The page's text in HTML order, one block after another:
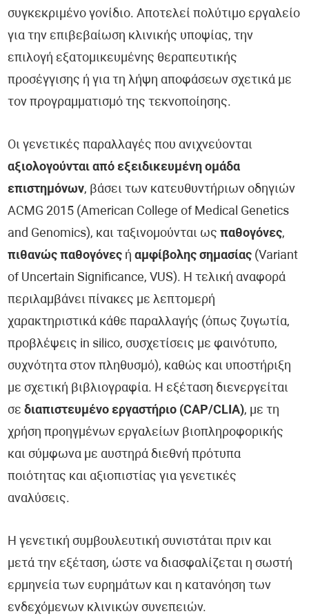
συγκεκριμένο γονίδιο. Αποτελεί πολύτιμο εργαλείο
για την επιβεβαίωση κλινικής υποψίας, την
επιλογή εξατομικευμένης θεραπευτικής
προσέγγισης ή για τη λήψη αποφάσεων σχετικά με
τον προγραμματισμό της τεκνοποίησης.
Οι γενετικές παραλλαγές που ανιχνεύονται
αξιολογούνται από εξειδικευμένη ομάδα
επιστημόνων, βάσει των κατευθυντήριων οδηγιών
ACMG 2015 (American College of Medical Genetics
and Genomics), και ταξινομούνται ωςπαθογόνες,
πιθανώς παθογόνες ήαμφίβολης σημασίας (Variant
of Uncertain Significance, VUS). Η τελική αναφορά
περιλαμβάνει πίνακες με λεπτομερή
χαρακτηριστικά κάθε παραλλαγής (όπως ζυγωτία,
προβλέψεις in silico, συσχετίσεις με φαινότυπο,
συχνότητα στον πληθυσμό), καθώς και υποστήριξη
με σχετική βιβλιογραφία. Η εξέταση διενεργείται
σεδιαπιστευμένο εργαστήριο (CAP/CLIA), με τη
χρήση προηγμένων εργαλείων βιοπληροφορικής
και σύμφωνα με αυστηρά διεθνή πρότυπα
ποιότητας και αξιοπιστίας για γενετικές
αναλύσεις.
Η γενετική συμβουλευτική συνιστάται πριν και
μετά την εξέταση, ώστε να διασφαλίζεται η σωστή
ερμηνεία των ευρημάτων και η κατανόηση των
ενδεχόμενων κλινικών συνεπειών.